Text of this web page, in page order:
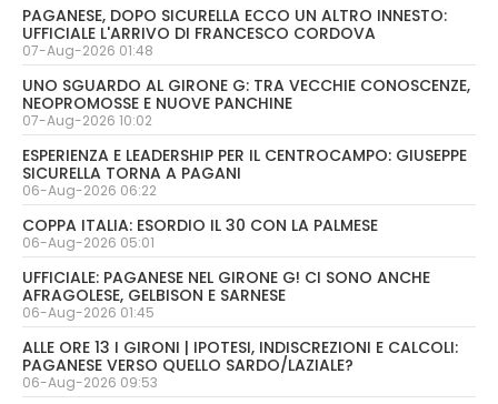
PAGANESE, DOPO SICURELLA ECCO UN ALTRO INNESTO:
UFFICIALE L'ARRIVO DI FRANCESCO CORDOVA
07-Aug-2026 01:48
UNO SGUARDO AL GIRONE G: TRA VECCHIE CONOSCENZE,
NEOPROMOSSE E NUOVE PANCHINE
07-Aug-2026 10:02
ESPERIENZA E LEADERSHIP PER IL CENTROCAMPO: GIUSEPPE
SICURELLA TORNA A PAGANI
06-Aug-2026 06:22
COPPA ITALIA: ESORDIO IL 30 CON LA PALMESE
06-Aug-2026 05:01
UFFICIALE: PAGANESE NEL GIRONE G! CI SONO ANCHE
AFRAGOLESE, GELBISON E SARNESE
06-Aug-2026 01:45
ALLE ORE 13 I GIRONI | IPOTESI, INDISCREZIONI E CALCOLI:
PAGANESE VERSO QUELLO SARDO/LAZIALE?
06-Aug-2026 09:53